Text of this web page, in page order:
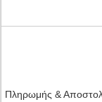
Πληρωμής &